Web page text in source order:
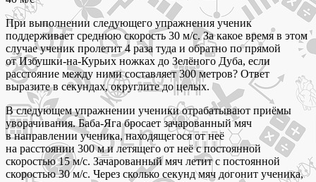
При выполнении следующего упражнения ученик
поддерживает среднюю скорость 30 м/с. За какое время в этом
случае ученик пролетит 4 раза туда и обратно по прямой
от Избушки‑на‑Курьих ножках до Зелёного Дуба, если
расстояние между ними составляет 300 метров? Ответ
выразите в секундах, округлите до целых.
В следующем упражнении ученики отрабатывают приёмы
уворачивания. Баба‑Яга бросает зачарованный мяч
в направлении ученика, находящегося от неё
на расстоянии 300 м и летящего от неё с постоянной
скоростью 15 м/с. Зачарованный мяч летит с постоянной
скоростью 30 м/с. Через сколько секунд мяч догонит ученика,